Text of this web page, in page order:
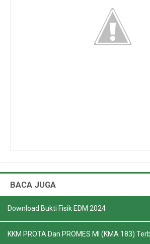
BACA JUGA
Download Bukti Fisik EDM 2024
KKM PROTA Dan PROMES MI (KMA 183)